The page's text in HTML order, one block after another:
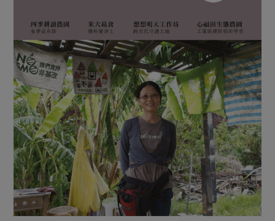
豆製品 米麵雜糧
肉品・水產
畜產肉類 水產
水畜加工品
調理食材・點心
調味醬料/南北貨 烘焙
休閒零嘴 沖泡飲品
保健食品
蔬食
蛋料理
料理方式
烘焙．點心
醬料
湯品．鍋物
漬物
涼拌沙拉
更多預購活動
當季產品
傳到心坎裡，誠心又澎派
合作25-經典快閃最後一週
合作25-精選產品第四彈
更多當季產品
議題活動
產品故事 生活提案
樂齡生活 親子食育
廚房瑜伽
關注議題
減硝酸鹽 惜食
非基改運動 支持本土農糧
廢核運動 能源議題
減添加物 減塑減廢
關於我們
合作社組織
員工與求才
產品檢驗
自主把關
檢驗報告
硝酸鹽檢驗